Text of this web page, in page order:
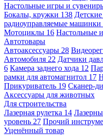
Настольные игры и
Бокалы, кружки 138
радиоуправляемые машинки
Мотоциклы 16 Настольные
Автотовары
Автоаксессуары 28
Автомобиля 22 Датчики
6 Камера заднего хода 12
рамки для автомагнитол 17
Прикуриватель 19 Сканер-
Аксессуары для животных
Для строительства
Лазерная рулетка 14
уровень 27 Прочий
Уценённый товар